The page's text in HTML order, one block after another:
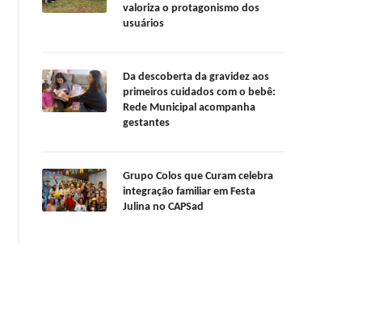
valoriza o protagonismo dos
usuários
Da descoberta da gravidez aos
primeiros cuidados com o bebê:
Rede Municipal acompanha
gestantes
Grupo Colos que Curam celebra
integração familiar em Festa
Julina no CAPSad